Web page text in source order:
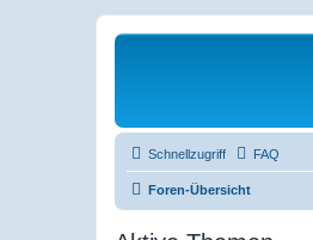
Schnellzugriff FAQ
Foren-Übersicht